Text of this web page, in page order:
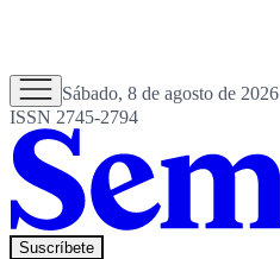
Sábado, 8 de agosto de 2026
ISSN 2745-2794
Suscríbete